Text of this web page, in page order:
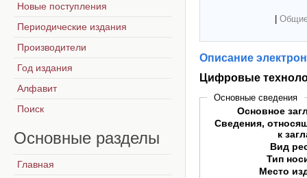
Описание
Цифровые
Основные сведения
Основное
Сведения,
к
Вид
Тип
Место
Новые поступления
Периодические издания
Производители
Год издания
Алфавит
Поиск
Основные разделы
Главная